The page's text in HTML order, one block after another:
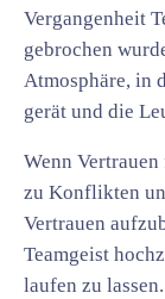
Vergangenheit
gebrochen
Atmosphäre, in
gerät und die
Wenn
zu Konflikten
Vertrauen
Teamgeist
laufen zu lassen.